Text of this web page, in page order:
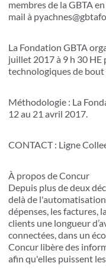
membres de la GBTA
mail à
La Fondation GBTA
juillet 2017 à 9 h 30
technologiques de bout
Méthodologie : La
12 au 21 avril 2017.
CONTACT : Ligne
À propos de Concur
Depuis plus de deux
delà de
dépenses, les factures,
clients une longueur
connectées, dans un
Concur libère des
afin qu'elles puissent